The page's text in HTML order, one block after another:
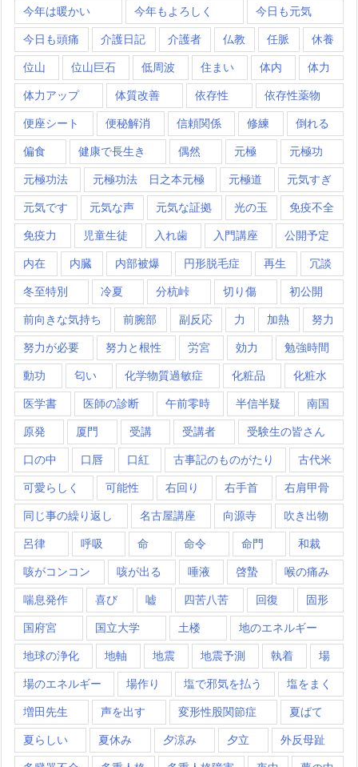
今年は暖かい 今年もよろしく 今日も元気
今日も頭痛 介護日記 介護者 仏教 任脈 休養
位山 位山巨石 低周波 住まい 体内 体力
体力アップ 体質改善 依存性 依存性薬物
便座シート 便秘解消 信頼関係 修練 倒れる
偏食 健康で長生き 偶然 元極 元極功
元極功法 元極功法 日之本元極 元極道 元気すぎ
元気です 元気な声 元気な証拠 光の玉 免疫不全
免疫力 児童生徒 入れ歯 入門講座 公開予定
内在 内臓 内部被爆 円形脱毛症 再生 冗談
冬至特別 冷夏 分杭峠 切り傷 初公開
前向きな気持ち 前腕部 副反応 力 加熱 努力
努力が必要 努力と根性 労宮 効力 勉強時間
動功 匂い 化学物質過敏症 化粧品 化粧水
医学書 医師の診断 午前零時 半信半疑 南国
原発 厦門 受講 受講者 受験生の皆さん
口の中 口唇 口紅 古事記のものがたり 古代米
可愛らしく 可能性 右回り 右手首 右肩甲骨
同じ事の繰り返し 名古屋講座 向源寺 吹き出物
呂律 呼吸 命 命令 命門 和裁
咳がコンコン 咳が出る 唾液 啓蟄 喉の痛み
喘息発作 喜び 嘘 四苦八苦 回復 固形
国府宮 国立大学 土楼 地のエネルギー
地球の浄化 地軸 地震 地震予測 執着 場
場のエネルギー 場作り 塩で邪気を払う 塩をまく
増田先生 声を出す 変形性股関節症 夏ばて
夏らしい 夏休み 夕涼み 夕立 外反母趾